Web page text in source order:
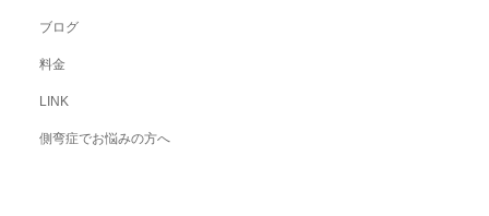
ブログ
料金
LINK
側弯症でお悩みの方へ